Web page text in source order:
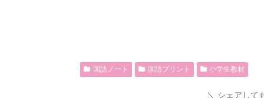
国語ノート 国語プリント 小学生教材
シェアして